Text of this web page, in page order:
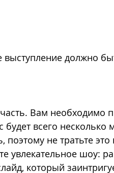
выступление должно
Вам необходимо
всего несколько
поэтому не тратьте
увлекательное шоу:
который